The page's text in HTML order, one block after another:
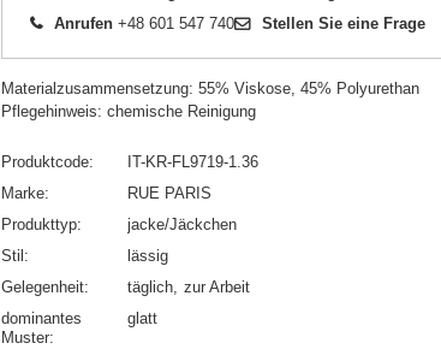
Anrufen +48 601 547 740 Stellen Sie eine Frage
Materialzusammensetzung: 55% Viskose, 45% Polyurethan
Pflegehinweis: chemische Reinigung
Produktcode
IT-KR-FL9719-1.36
Marke
RUE PARIS
Produkttyp
jacke/Jäckchen
Stil
lässig
Gelegenheit
täglich zur Arbeit
dominantes
Muster
glatt